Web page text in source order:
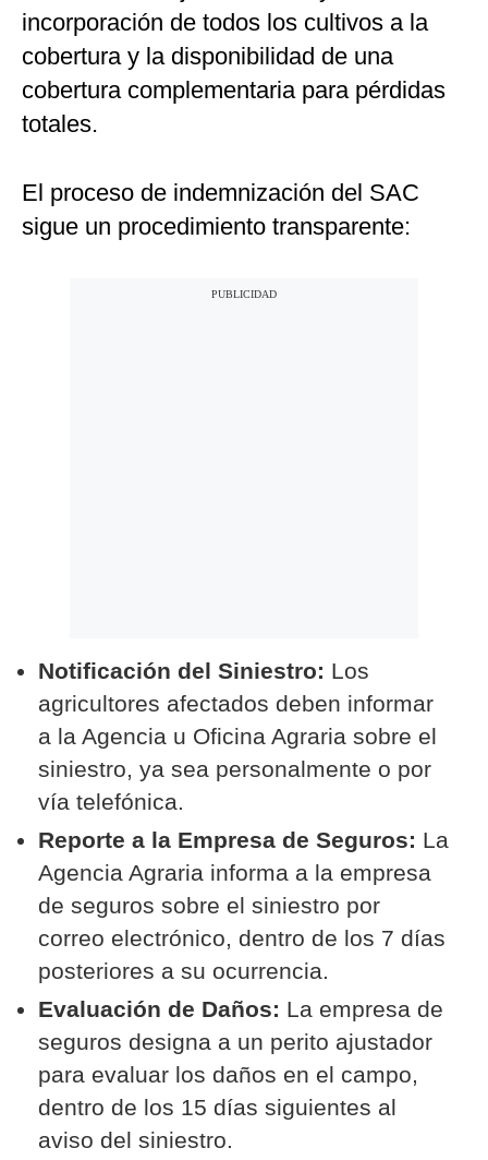
incorporación de todos los cultivos a la
cobertura y la disponibilidad de una
cobertura complementaria para pérdidas
totales.
El proceso de indemnización del SAC
sigue un procedimiento transparente:
Notificación del Siniestro: Los
agricultores afectados deben informar
a la Agencia u Oficina Agraria sobre el
siniestro, ya sea personalmente o por
vía telefónica.
Reporte a la Empresa de Seguros: La
Agencia Agraria informa a la empresa
de seguros sobre el siniestro por
correo electrónico, dentro de los 7 días
posteriores a su ocurrencia.
Evaluación de Daños: La empresa de
seguros designa a un perito ajustador
para evaluar los daños en el campo,
dentro de los 15 días siguientes al
aviso del siniestro.